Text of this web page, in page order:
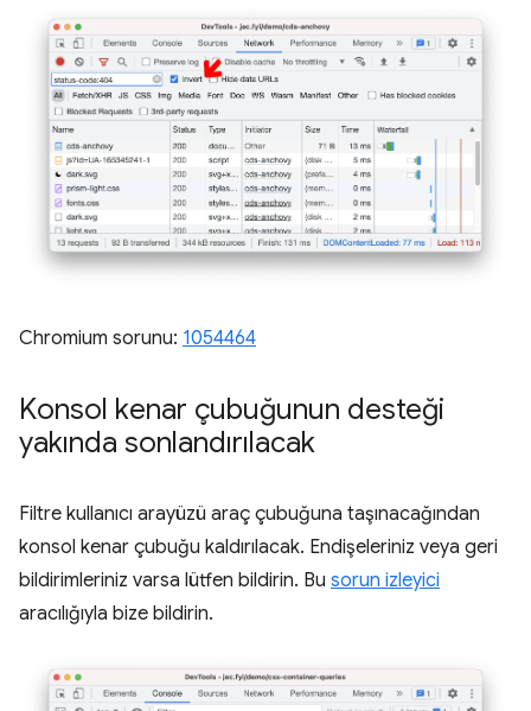
Chromium sorunu: 1054464
Konsol kenar çubuğunun desteği
yakında sonlandırılacak
Filtre kullanıcı arayüzü araç çubuğuna taşınacağından
konsol kenar çubuğu kaldırılacak. Endişeleriniz veya geri
bildirimleriniz varsa lütfen bildirin. Bu sorun izleyici
aracılığıyla bize bildirin.